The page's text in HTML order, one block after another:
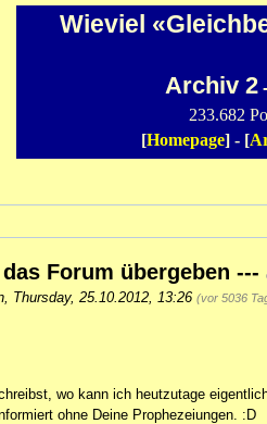
Wieviel
Archiv 2
233.682
[Homepage] - [
Forum übergeben ---
Thursday, 25.10.2012, 13:26 (vor 5036
wo kann ich heutzutage
ohne Deine Prophezeiungen. :D